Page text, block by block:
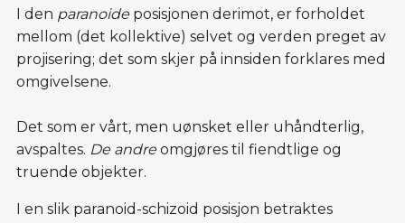
I den paranoide posisjonen derimot, er forholdet
mellom (det kollektive) selvet og verden preget av
projisering; det som skjer på innsiden forklares med
omgivelsene.
Det som er vårt, men uønsket eller uhåndterlig,
avspaltes. De andre omgjøres til fiendtlige og
truende objekter.
I en slik paranoid-schizoid posisjon betraktes